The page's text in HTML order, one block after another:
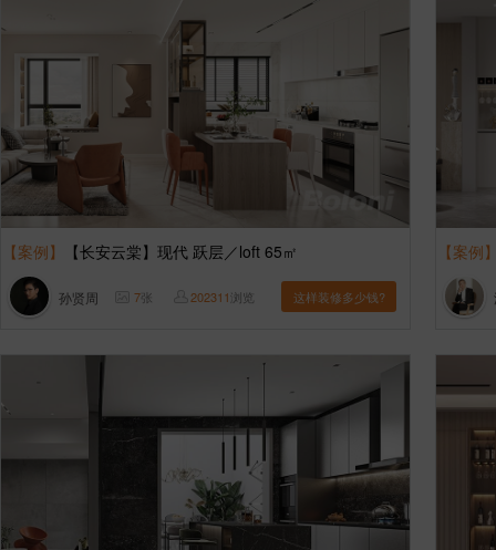
【案例】 【长安云棠】现代 跃层／loft 65㎡
孙贤周 7张 202311浏览 这样装修多少钱?
【案例